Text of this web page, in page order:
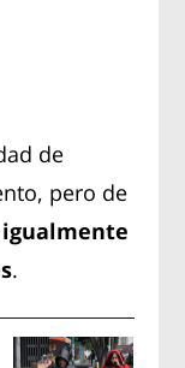
de
pero de
igualmente
.